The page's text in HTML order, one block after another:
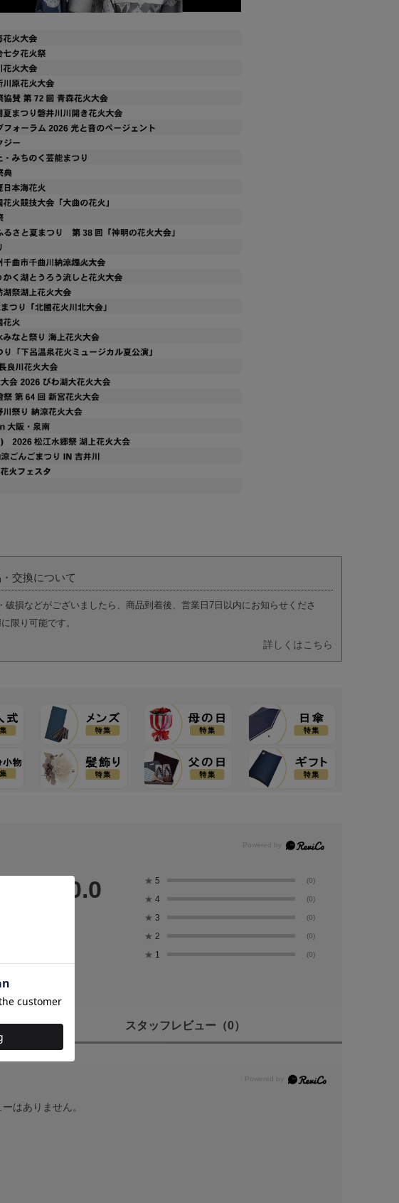
交換について
損などがございましたら、商品到着後、営業日7日以内にお知らせくださ
限り可能です。
詳しくはこちら
0.0 ★ 5 (0)
★ 4 (0)
★ 3 (0)
★ 2 (0)
★ 1 (0)
スタッフレビュー （0）
ーはありません。